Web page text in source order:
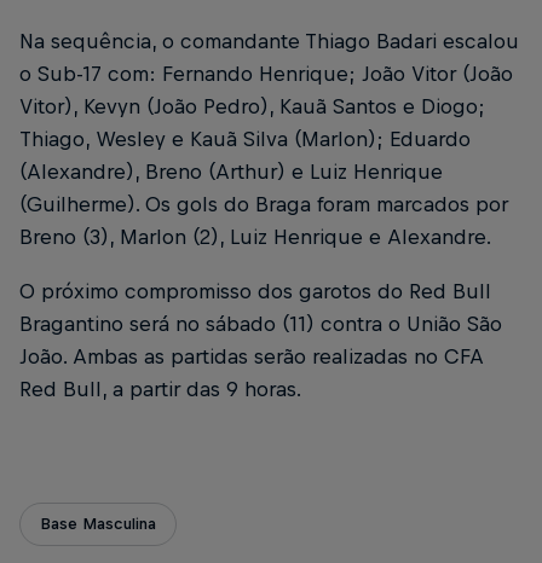
Na sequência, o comandante Thiago Badari escalou
o Sub-17 com: Fernando Henrique; João Vitor (João
Vitor), Kevyn (João Pedro), Kauã Santos e Diogo;
Thiago, Wesley e Kauã Silva (Marlon); Eduardo
(Alexandre), Breno (Arthur) e Luiz Henrique
(Guilherme). Os gols do Braga foram marcados por
Breno (3), Marlon (2), Luiz Henrique e Alexandre.
O próximo compromisso dos garotos do Red Bull
Bragantino será no sábado (11) contra o União São
João. Ambas as partidas serão realizadas no CFA
Red Bull, a partir das 9 horas.
Base Masculina